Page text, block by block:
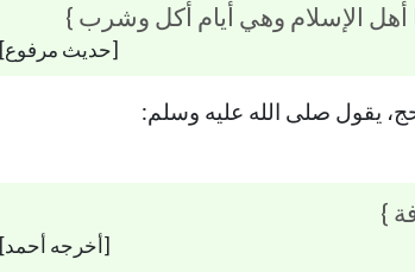
أهل الإسلام وهي أيام أكل وشرب }
[حديث مرفوع]
يقول صلى الله عليه وسلم:
}
[أخرجه أحمد]